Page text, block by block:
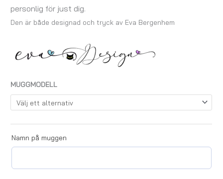
personlig för just dig.
Den är både designad och tryck av Eva Bergenhem
MUGGMODELL
Namn på muggen